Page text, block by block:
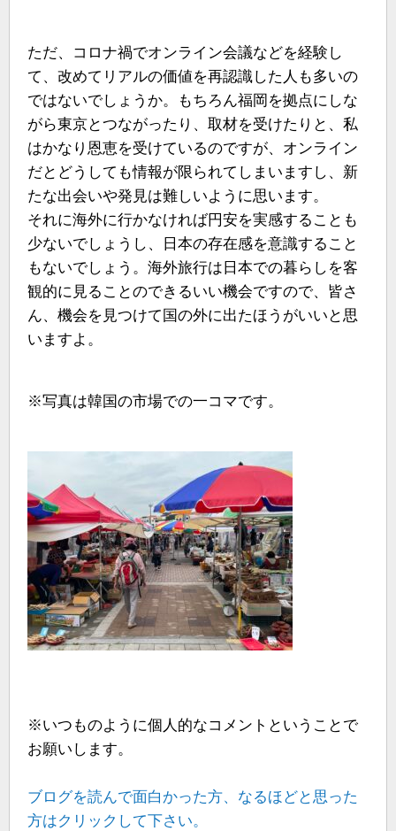
ただ、コロナ禍でオンライン会議などを経験し
て、改めてリアルの価値を再認識した人も多いの
ではないでしょうか。もちろん福岡を拠点にしな
がら東京とつながったり、取材を受けたりと、私
はかなり恩恵を受けているのですが、オンライン
だとどうしても情報が限られてしまいますし、新
たな出会いや発見は難しいように思います。
それに海外に行かなければ円安を実感することも
少ないでしょうし、日本の存在感を意識すること
もないでしょう。海外旅行は日本での暮らしを客
観的に見ることのできるいい機会ですので、皆さ
ん、機会を見つけて国の外に出たほうがいいと思
いますよ。
※写真は韓国の市場での一コマです。
※いつものように個人的なコメントということで
お願いします。
ブログを読んで面白かった方、なるほどと思った
方はクリックして下さい。